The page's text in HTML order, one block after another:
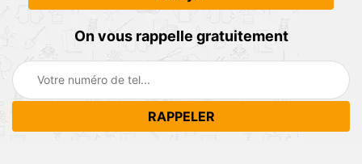
On vous rappelle gratuitement